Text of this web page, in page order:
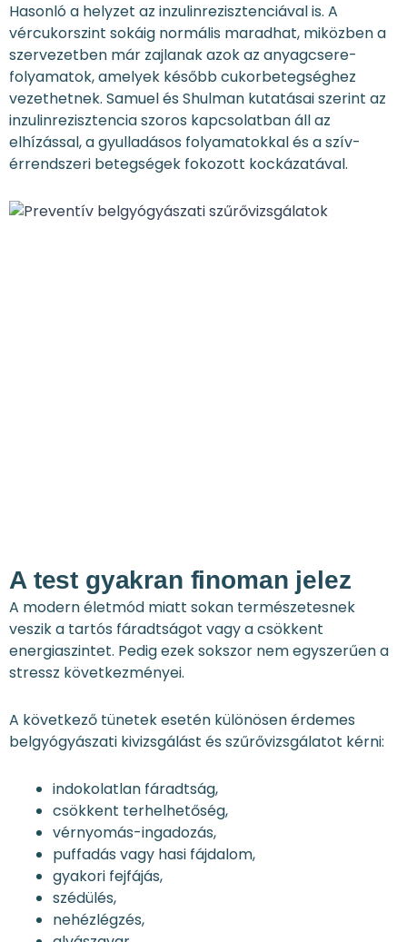
Hasonló a helyzet az inzulinrezisztenciával is. A
vércukorszint sokáig normális maradhat, miközben a
szervezetben már zajlanak azok az anyagcsere-
folyamatok, amelyek később cukorbetegséghez
vezethetnek. Samuel és Shulman kutatásai szerint az
inzulinrezisztencia szoros kapcsolatban áll az
elhízással, a gyulladásos folyamatokkal és a szív-
érrendszeri betegségek fokozott kockázatával.
A test gyakran finoman jelez
A modern életmód miatt sokan természetesnek
veszik a tartós fáradtságot vagy a csökkent
energiaszintet. Pedig ezek sokszor nem egyszerűen a
stressz következményei.
A következő tünetek esetén különösen érdemes
belgyógyászati kivizsgálást és szűrővizsgálatot kérni:
indokolatlan fáradtság,
csökkent terhelhetőség,
vérnyomás-ingadozás,
puffadás vagy hasi fájdalom,
gyakori fejfájás,
szédülés,
nehézlégzés,